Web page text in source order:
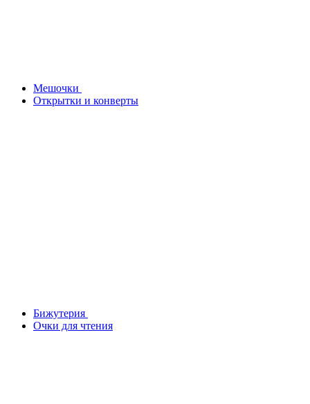
Мешочки
Открытки и конверты
Бижутерия
Очки для чтения